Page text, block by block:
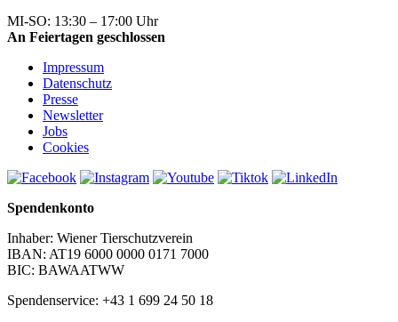
MI-SO: 13:30 – 17:00 Uhr
An Feiertagen geschlossen
Impressum
Datenschutz
Presse
Newsletter
Jobs
Cookies
Spendenkonto
Inhaber: Wiener Tierschutzverein
IBAN: AT19 6000 0000 0171 7000
BIC: BAWAATWW
Spendenservice: +43 1 699 24 50 18